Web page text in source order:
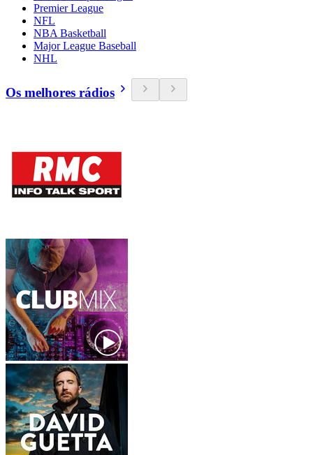
Premier League
NFL
NBA Basketball
Major League Baseball
NHL
Os melhores rádios